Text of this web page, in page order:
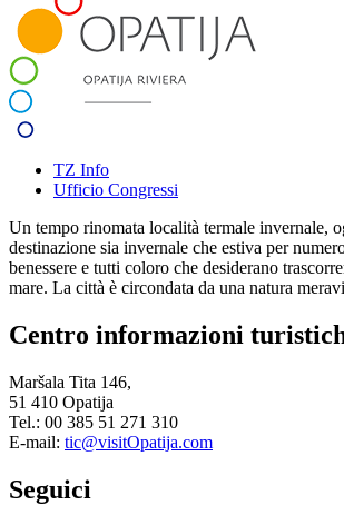
TZ Info
Ufficio Congressi
Un tempo rinomata località termale invernale,
destinazione sia invernale che estiva per
benessere e tutti coloro che desiderano
mare. La città è circondata da una natura
Centro informazioni
Maršala Tita 146,
51 410 Opatija
Tel.: 00 385 51 271 310
E-mail: tic@visitOpatija.com
Seguici